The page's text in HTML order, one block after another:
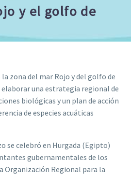
y el golfo de
la zona del mar Rojo y del golfo de
elaborar una estrategia regional de
biológicas y un plan de acción
de especies acuáticas
se celebró en Hurgada (Egipto)
gubernamentales de los
Organización Regional para la